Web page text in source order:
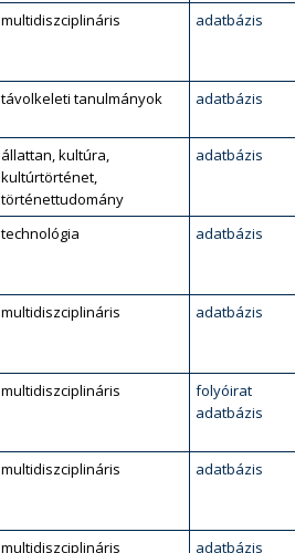
multidiszciplináris adatbázis
távolkeleti tanulmányok adatbázis
állattan, kultúra,
kultúrtörténet,
történettudomány
adatbázis
technológia adatbázis
multidiszciplináris adatbázis
multidiszciplináris
folyóirat
adatbázis
multidiszciplináris adatbázis
multidiszciplináris adatbázis